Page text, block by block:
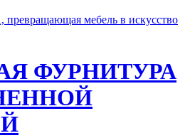
превращающая мебель в искусство
ФУРНИТУРА